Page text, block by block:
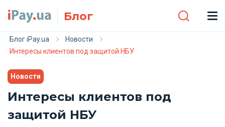
Блог
Блог iPay.ua
Новости
Интересы клиентов под защитой НБУ
Новости
Интересы клиентов под
защитой НБУ